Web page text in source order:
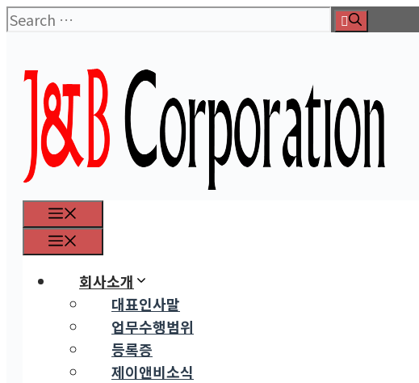
Skip
to
Search
for:
회사소개
대표인사말
업무수행범위
등록증
제이앤비소식